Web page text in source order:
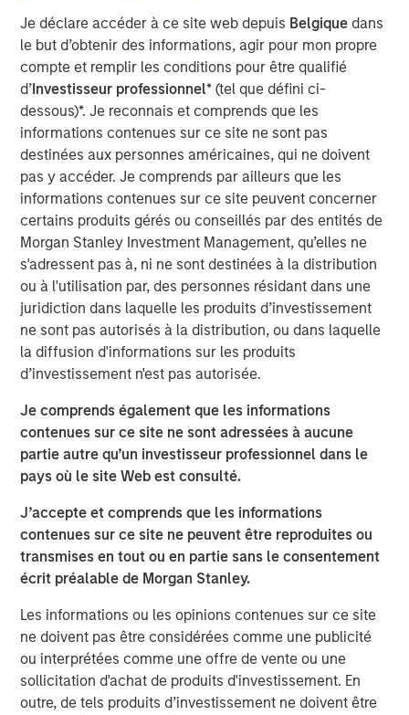
Je déclare accéder à ce site web depuis Belgique dans
le but d’obtenir des informations, agir pour mon propre
compte et remplir les conditions pour être qualifié
d’Investisseur professionnel* (tel que défini ci-
dessous)*. Je reconnais et comprends que les
informations contenues sur ce site ne sont pas
destinées aux personnes américaines, qui ne doivent
pas y accéder. Je comprends par ailleurs que les
informations contenues sur ce site peuvent concerner
certains produits gérés ou conseillés par des entités de
Morgan Stanley Investment Management, qu’elles ne
s'adressent pas à, ni ne sont destinées à la distribution
ou à l'utilisation par, des personnes résidant dans une
juridiction dans laquelle les produits d’investissement
ne sont pas autorisés à la distribution, ou dans laquelle
la diffusion d'informations sur les produits
d’investissement n'est pas autorisée.
Je comprends également que les informations
contenues sur ce site ne sont adressées à aucune
partie autre qu’un investisseur professionnel dans le
pays où le site Web est consulté.
J’accepte et comprends que les informations
contenues sur ce site ne peuvent être reproduites ou
transmises en tout ou en partie sans le consentement
écrit préalable de Morgan Stanley.
Les informations ou les opinions contenues sur ce site
ne doivent pas être considérées comme une publicité
ou interprétées comme une offre de vente ou une
sollicitation d'achat de produits d'investissement. En
outre, de tels produits d’investissement ne doivent être
and types (traditional and alternative), through solutions
that span fully liquid (public assets), comprehensive
(public and private assets) and fully private portfolios.
Offerings are delivered via a managed portfolio or model,
in discretionary or advisory format.
Idées liées
QUARTERLY
Private Markets Perspectives Q2 Webinar
QUARTERLY
Private Markets Perspectives Q1 Webinar
Private Markets Perspectives Q4 Webinar
The Author
Steven Turner, CFA
Managing Director